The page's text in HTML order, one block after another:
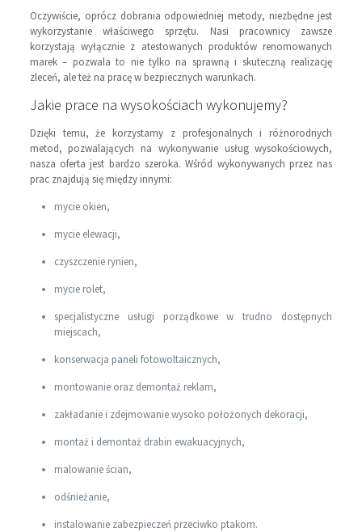
Oczywiście, oprócz dobrania odpowiedniej metody, niezbędne jest
wykorzystanie właściwego sprzętu. Nasi pracownicy zawsze
korzystają wyłącznie z atestowanych produktów renomowanych
marek – pozwala to nie tylko na sprawną i skuteczną realizację
zleceń, ale też na pracę w bezpiecznych warunkach.
Jakie prace na wysokościach wykonujemy?
Dzięki temu, że korzystamy z profesjonalnych i różnorodnych
metod, pozwalających na wykonywanie usług wysokościowych,
nasza oferta jest bardzo szeroka. Wśród wykonywanych przez nas
prac znajdują się między innymi:
mycie okien,
mycie elewacji,
czyszczenie rynien,
mycie rolet,
specjalistyczne usługi porządkowe w trudno dostępnych
miejscach,
konserwacja paneli fotowoltaicznych,
montowanie oraz demontaż reklam,
zakładanie i zdejmowanie wysoko położonych dekoracji,
montaż i demontaż drabin ewakuacyjnych,
malowanie ścian,
odśnieżanie,
instalowanie zabezpieczeń przeciwko ptakom.